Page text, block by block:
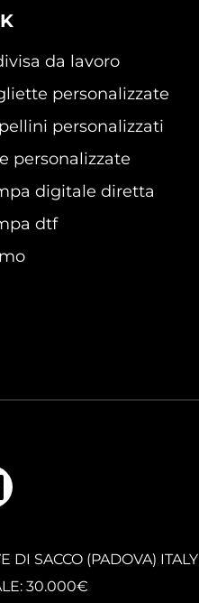
da lavoro
personalizzate
personalizzati
personalizzate
digitale diretta
dtf
DI SACCO (PADOVA) ITALY
30.000€